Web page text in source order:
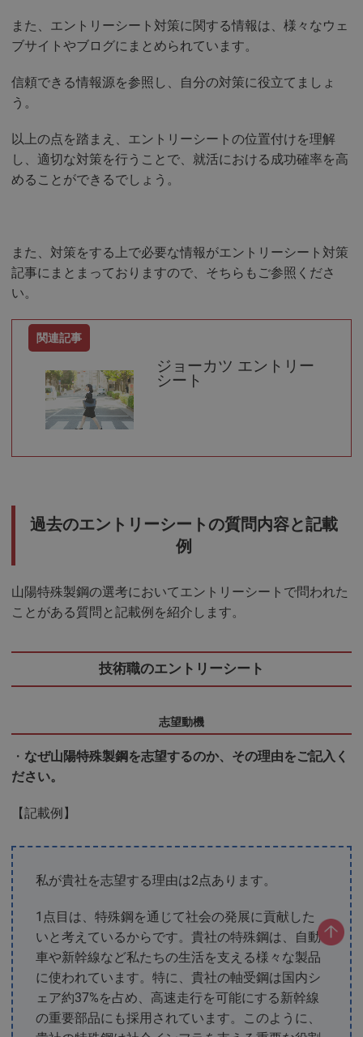
また、エントリーシート対策に関する情報は、様々なウェ
ブサイトやブログにまとめられています。
信頼できる情報源を参照し、自分の対策に役立てましょ
う。
以上の点を踏まえ、エントリーシートの位置付けを理解
し、適切な対策を行うことで、就活における成功確率を高
めることができるでしょう。
また、対策をする上で必要な情報がエントリーシート対策
記事にまとまっておりますので、そちらもご参照くださ
い。
ジョーカツ エントリー
シート
過去のエントリーシートの質問内容と記載
例
山陽特殊製鋼の選考においてエントリーシートで問われた
ことがある質問と記載例を紹介します。
技術職のエントリーシート
志望動機
・ なぜ山陽特殊製鋼を志望するのか、その理由をご記入く
ださい。
【記載例】
私が貴社を志望する理由は2点あります。
1点目は、特殊鋼を通じて社会の発展に貢献した
いと考えているからです。貴社の特殊鋼は、自動
車や新幹線など私たちの生活を支える様々な製品
に使われています。特に、貴社の軸受鋼は国内シ
ェア約37%を占め、高速走行を可能にする新幹線
の重要部品にも採用されています。このように、